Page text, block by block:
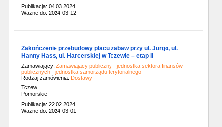
Publikacja: 04.03.2024
Ważne do: 2024-03-12
Zakończenie przebudowy placu zabaw przy ul. Jurgo, ul.
Hanny Hass, ul. Harcerskiej w Tczewie – etap II
Zamawiający: Zamawiający publiczny - jednostka sektora finansów
publicznych - jednostka samorządu terytorialnego
Rodzaj zamówienia: Dostawy
Tczew
Pomorskie
Publikacja: 22.02.2024
Ważne do: 2024-03-01